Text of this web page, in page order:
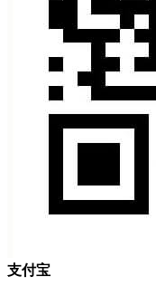
支付宝